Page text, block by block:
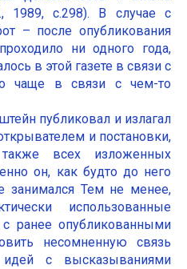
1989, с.298). В случае с
– после опубликования
ни одного года,
в этой газете в связи с
чаще в связи с чем-то
публиковал и излагал
и постановки,
всех изложенных
он, как будто до него
занимался Тем не менее,
использованные
ранее опубликованными
несомненную связь
с высказываниями